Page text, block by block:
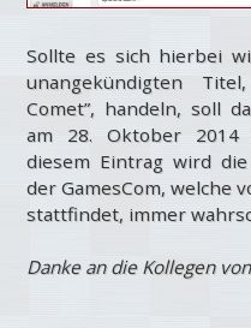
Sollte es sich hierbei
unangekündigten
Comet”, handeln, soll
am 28. Oktober 2014
diesem Eintrag wird
der GamesCom, welche
stattfindet, immer
Danke an die Kollegen